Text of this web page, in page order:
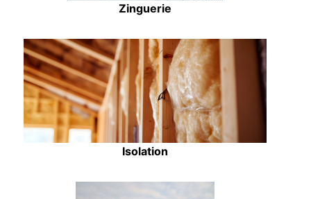
Zinguerie
Isolation